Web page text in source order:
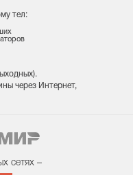
тел:
).
через Интернет,
сетях –